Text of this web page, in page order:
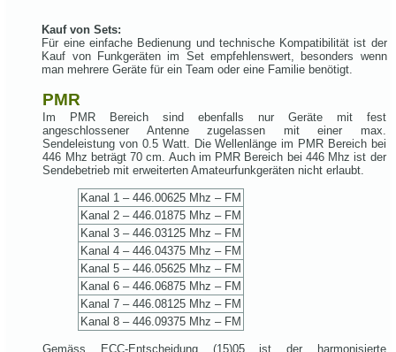
Kauf von Sets:
Für eine einfache Bedienung und technische Kompatibilität ist der
Kauf von Funkgeräten im Set empfehlenswert, besonders wenn
man mehrere Geräte für ein Team oder eine Familie benötigt.
PMR
Im PMR Bereich sind ebenfalls nur Geräte mit fest
angeschlossener Antenne zugelassen mit einer max.
Sendeleistung von 0.5 Watt. Die Wellenlänge im PMR Bereich bei
446 Mhz beträgt 70 cm. Auch im PMR Bereich bei 446 Mhz ist der
Sendebetrieb mit erweiterten Amateurfunkgeräten nicht erlaubt.
Kanal 1 – 446.00625 Mhz – FM
Kanal 2 – 446.01875 Mhz – FM
Kanal 3 – 446.03125 Mhz – FM
Kanal 4 – 446.04375 Mhz – FM
Kanal 5 – 446.05625 Mhz – FM
Kanal 6 – 446.06875 Mhz – FM
Kanal 7 – 446.08125 Mhz – FM
Kanal 8 – 446.09375 Mhz – FM
Gemäss ECC-Entscheidung (15)05 ist der harmonisierte